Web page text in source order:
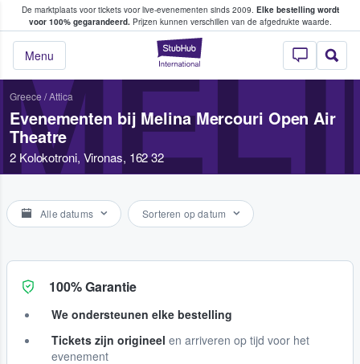
De marktplaats voor tickets voor live-evenementen sinds 2009. Elke bestelling wordt
voor 100% gegarandeerd.Prijzen kunnen verschillen van de afgedrukte waarde.
StubHub: waar
Menu
tickets kopen en verkopen
Greece /Attica
Evenementen bij Melina Mercouri Open Air
Theatre
2 Kolokotroni, Vironas, 162 32
Alle datums Sorteren op datum
100% Garantie
We ondersteunen elke bestelling
Tickets zijn origineel en arriveren op tijd voor het
evenement